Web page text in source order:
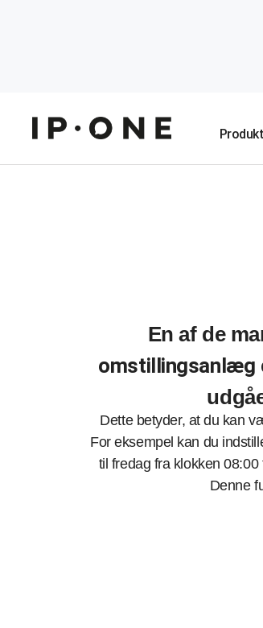
En af de
omstillingsanlæg
Dette betyder, at du kan
For eksempel kan du
til fredag fra klokken
Denne